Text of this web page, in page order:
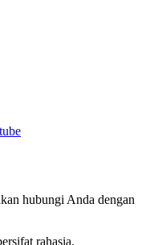
hubungi Anda dengan
rahasia.